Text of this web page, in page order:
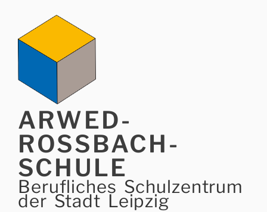
springen
ARWED-
ROSSBACH-
SCHULE
Berufliches Schulzentrum
der Stadt Leipzig